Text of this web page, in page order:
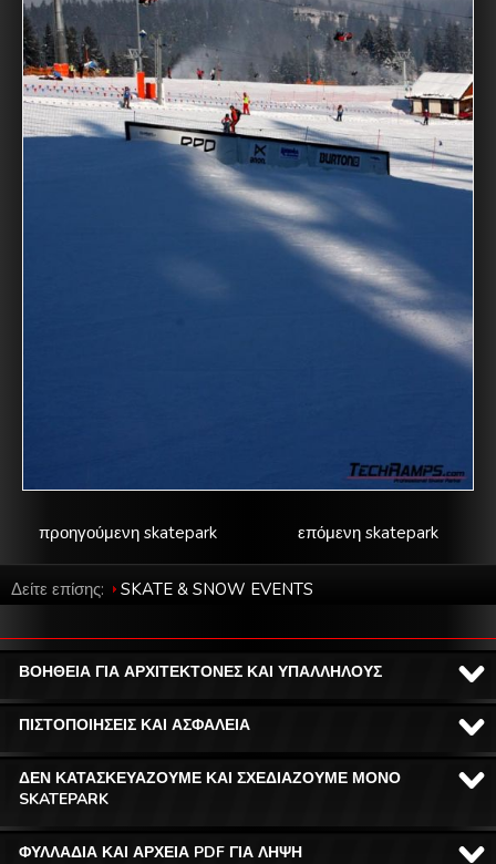
επόμενη skatepark
προηγούμενη skatepark
Δείτε επίσης: SKATE & SNOW EVENTS
ΒΟΗΘΕΙΑ ΓΙΑ ΑΡΧΙΤΕΚΤΟΝΕΣ ΚΑΙ ΥΠΑΛΛΗΛΟΥΣ
ΠΙΣΤΟΠΟΙΗΣΕΙΣ ΚΑΙ ΑΣΦΑΛΕΙΑ
ΔΕΝ ΚΑΤΑΣΚΕΥΑΖΟΥΜΕ ΚΑΙ ΣΧΕΔΙΑΖΟΥΜΕ ΜΟΝΟ
SKATEPARK
ΦΥΛΛΑΔΙΑ ΚΑΙ ΑΡΧΕΙΑ PDF ΓΙΑ ΛΗΨΗ